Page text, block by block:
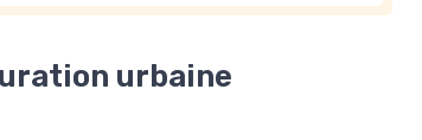
urbaine